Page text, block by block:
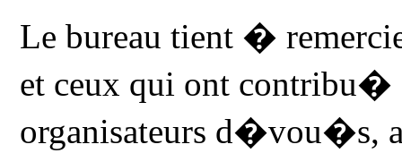
Le bureau tient �
et ceux qui ont
organisateurs d�vou�s,